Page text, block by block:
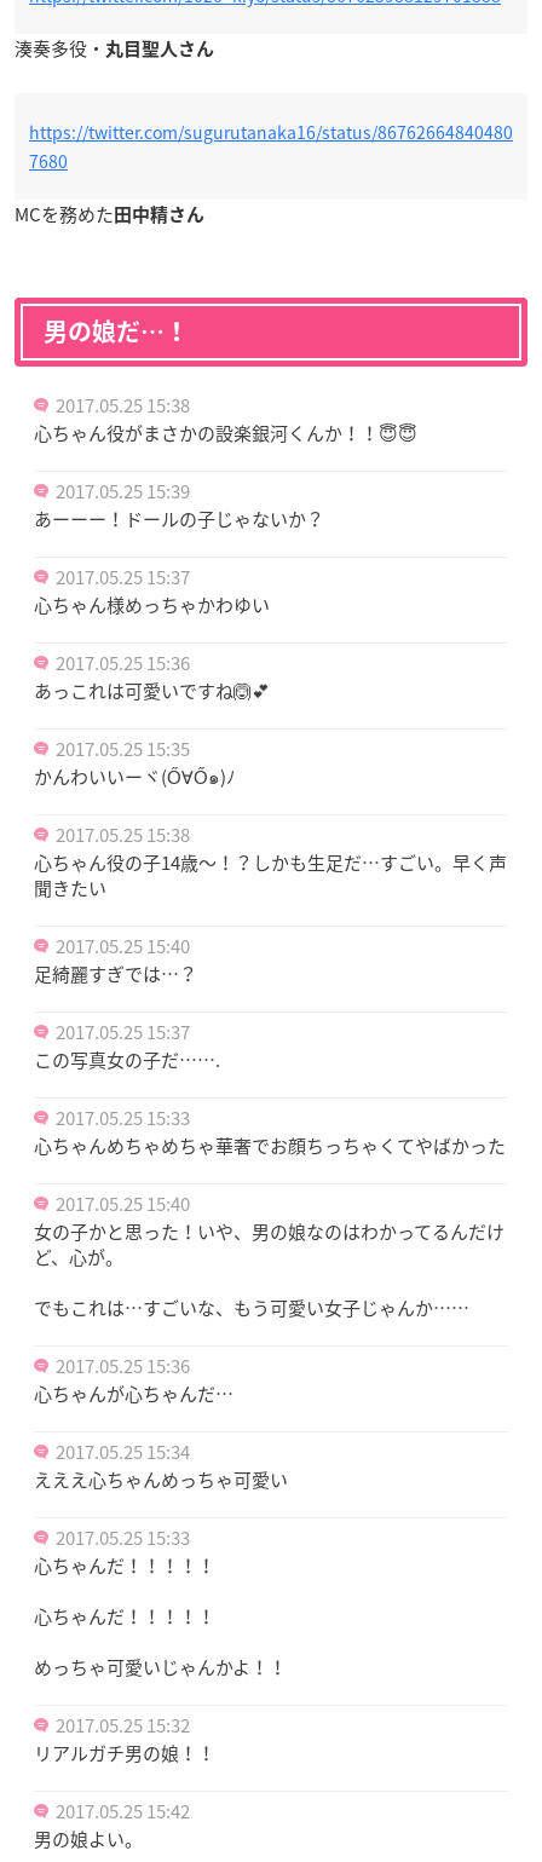
湊奏多役・ 丸目聖人さん
https://twitter.com/sugurutanaka16/status/86762664840480
7680
MCを務めた 田中精さん
男の娘だ…！
2017.05.25 15:38
心ちゃん役がまさかの設楽銀河くんか！！😇😇
2017.05.25 15:39
あーーー！ドールの子じゃないか？
2017.05.25 15:37
心ちゃん様めっちゃかわゆい
2017.05.25 15:36
あっこれは可愛いですね🙆💕
2017.05.25 15:35
かんわいいーヾ(Ő∀Ő๑)ﾉ
2017.05.25 15:38
心ちゃん役の子14歳〜！？しかも生足だ…すごい。早く声
聞きたい
2017.05.25 15:40
足綺麗すぎでは…？
2017.05.25 15:37
この写真女の子だ…….
2017.05.25 15:33
心ちゃんめちゃめちゃ華奢でお顔ちっちゃくてやばかった
2017.05.25 15:40
女の子かと思った！いや、男の娘なのはわかってるんだけ
ど、心が。
でもこれは…すごいな、もう可愛い女子じゃんか……
2017.05.25 15:36
心ちゃんが心ちゃんだ…
2017.05.25 15:34
えええ心ちゃんめっちゃ可愛い
2017.05.25 15:33
心ちゃんだ！！！！！
心ちゃんだ！！！！！
めっちゃ可愛いじゃんかよ！！
2017.05.25 15:32
リアルガチ男の娘！！
2017.05.25 15:42
男の娘よい。